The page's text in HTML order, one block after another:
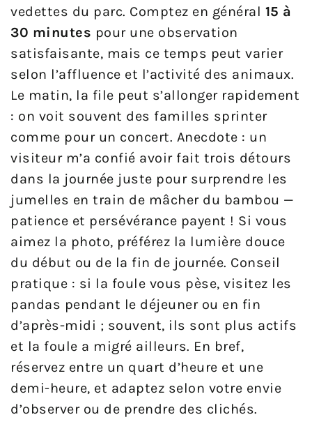
vedettes du parc. Comptez en général 15 à
30 minutes pour une observation
satisfaisante, mais ce temps peut varier
selon l’affluence et l’activité des animaux.
Le matin, la file peut s’allonger rapidement
: on voit souvent des familles sprinter
comme pour un concert. Anecdote : un
visiteur m’a confié avoir fait trois détours
dans la journée juste pour surprendre les
jumelles en train de mâcher du bambou —
patience et persévérance payent ! Si vous
aimez la photo, préférez la lumière douce
du début ou de la fin de journée. Conseil
pratique : si la foule vous pèse, visitez les
pandas pendant le déjeuner ou en fin
d’après-midi ; souvent, ils sont plus actifs
et la foule a migré ailleurs. En bref,
réservez entre un quart d’heure et une
demi-heure, et adaptez selon votre envie
d’observer ou de prendre des clichés.